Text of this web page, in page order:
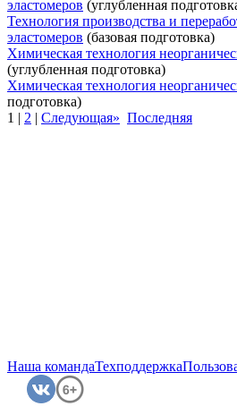
эластомеров (углубленная
Технология производства и
эластомеров (базовая подготовка)
Химическая технология
(углубленная подготовка)
Химическая технология
подготовка)
1 | 2 | Следующая» Последняя
Наша командаТехподдержка